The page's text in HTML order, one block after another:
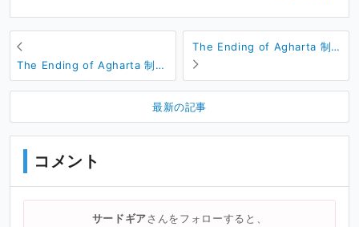
The Ending of Agharta 制作
日記 #265
The Ending of Agharta 制作
最新の記事
コメント
サードギアさんをフォローすると、